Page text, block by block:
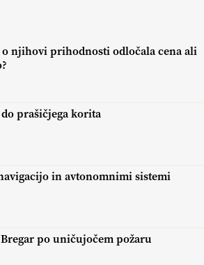
njihovi prihodnosti odločala cena ali
prašičjega korita
in avtonomnimi sistemi
po uničujočem požaru